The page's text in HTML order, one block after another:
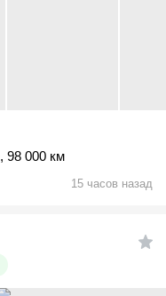
, 98 000 км
15 часов назад